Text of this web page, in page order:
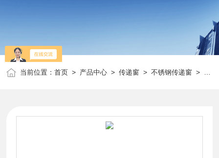
当前位置：首页 > 产品中心 >传递窗 >不锈钢传递窗 > 黑龙江 伊春 杀菌传递柜 无菌消毒柜